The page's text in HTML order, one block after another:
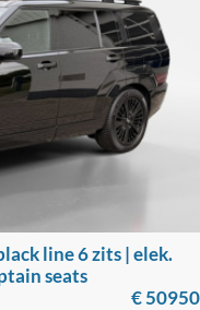
line 6 zits | elek.
seats
€ 50950